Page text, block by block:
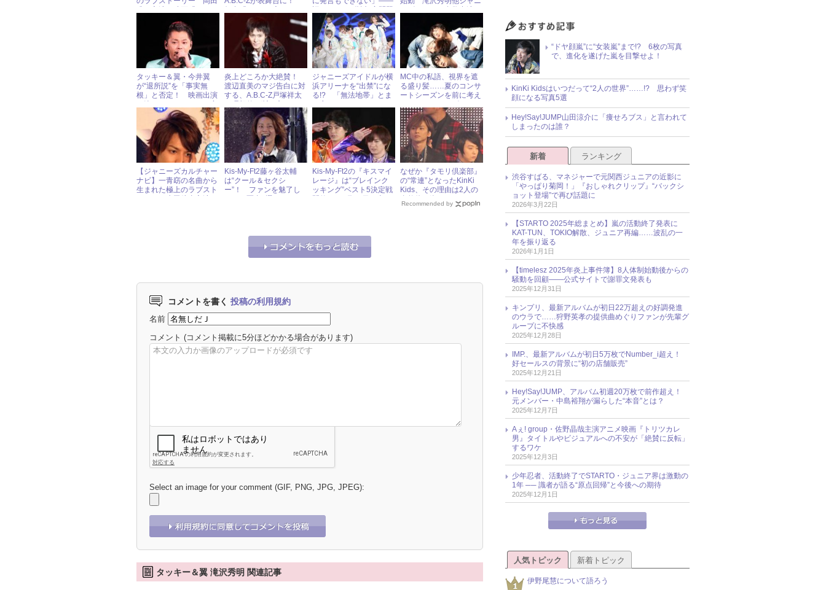
と退所後の“本音” « ジャ
ニーズ研究会
タッキー＆翼・今井翼
が“退所説”を「事実無
根」と否定！ 映画出演
堵の声
炎上どころか大絶賛！
渡辺直美のマジ告白に対
する、A.B.C-Z戸塚祥太
ジャニーズアイドルが横
浜アリーナを“出禁”にな
る!? 「無法地帯」とま
の酷さ
MC中の私語、視界を遮
る盛り髪……夏のコンサ
ートシーズンを前に考え
の“マナー”
【ジャニーズカルチャー
ナビ】一青窈の名曲から
生まれた極上のラブスト
Kis-My-Ft2藤ヶ谷太輔
は“クール＆セクシ
ー”！ ファンを魅了し
Kis-My-Ft2の『キスマイ
レージ』は“ブレインク
ッキング”ベスト5決定戦
なぜか『タモリ倶楽部』
の“常連”となったKinKi
Kids、その理由は2人の
Recommended by
コメントを書く 投稿の利用規約
名前
コメント (コメント掲載に5分ほどかかる場合があります)
Select an image for your comment (GIF, PNG, JPG, JPEG):
タッキー＆翼 滝沢秀明 関連記事
“ドヤ顔嵐”に“女装嵐”まで!? 6枚の写真
で、進化を遂げた嵐を目撃せよ！
KinKi Kidsはいつだって“2人の世界”……!? 思わず笑
顔になる写真5選
Hey!Say!JUMP山田涼介に「痩せろブス」と言われて
しまったのは誰？
新着 ランキング
渋谷すばる、マネジャーで元関西ジュニアの近影に
「やっぱり菊岡！」『おしゃれクリップ』“バックシ
ョット登場”で再び話題に
2026年3月22日
【STARTO 2025年総まとめ】嵐の活動終了発表に
KAT-TUN、TOKIO解散、ジュニア再編……波乱の一
年を振り返る
2026年1月1日
【timelesz 2025年炎上事件簿】8人体制始動後からの
騒動を回顧――公式サイトで謝罪文発表も
2025年12月31日
キンプリ、最新アルバムが初日22万超えの好調発進
のウラで……狩野英孝の提供曲めぐりファンが先輩グ
ループに不快感
2025年12月28日
IMP.、最新アルバムが初日5万枚でNumber_i超え！
好セールスの背景に“初の店舗販売”
2025年12月21日
Hey!Say!JUMP、アルバム初週20万枚で前作超え！
元メンバー・中島裕翔が漏らした“本音”とは？
2025年12月7日
Aぇ! group・佐野晶哉主演アニメ映画『トリツカレ
男』タイトルやビジュアルへの不安が「絶賛に反転」
するワケ
2025年12月3日
少年忍者、活動終了でSTARTO・ジュニア界は激動の
1年 ── 識者が語る“原点回帰”と今後への期待
2025年12月1日
人気トピック 新着トピック
伊野尾慧について語ろう